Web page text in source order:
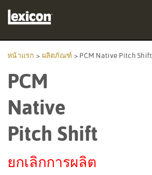
ผลิตภัณฑ์
ที่ซื้อสินค้า
การฝึกอบรม
การสนับสนุน
หน้าแรก > ผลิตภัณฑ์ > PCM Native Pitch Shift
PCM
Native
Pitch Shift
ยกเลิกการผลิต